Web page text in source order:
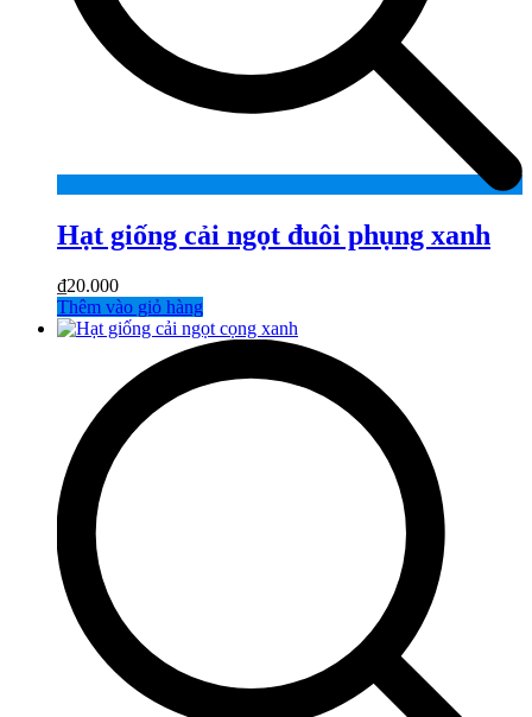
Hạt giống cải ngọt đuôi phụng xanh
₫20.000
Thêm vào giỏ hàng